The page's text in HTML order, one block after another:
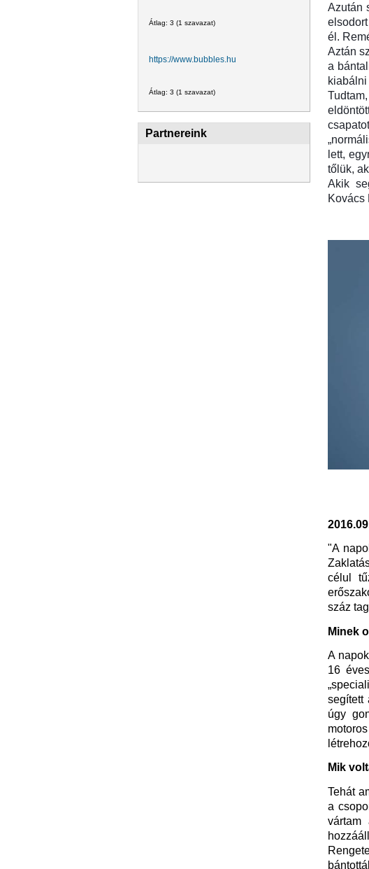
Átlag: 3 (1 szavazat)
https://www.bubbles.hu
Átlag: 3 (1 szavazat)
Partnereink
Azután
él.
Aztán
a
kiabálni
lett,
tőlük,
Akik
"A
célul
száz
Minek
A
16
segített
úgy
Mik
Tehát
a
vártam